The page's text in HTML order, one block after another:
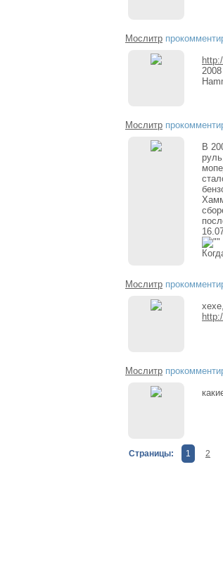
Мослитр
Мослитр
В
Мослитр
Мослитр
Страницы: 1 2